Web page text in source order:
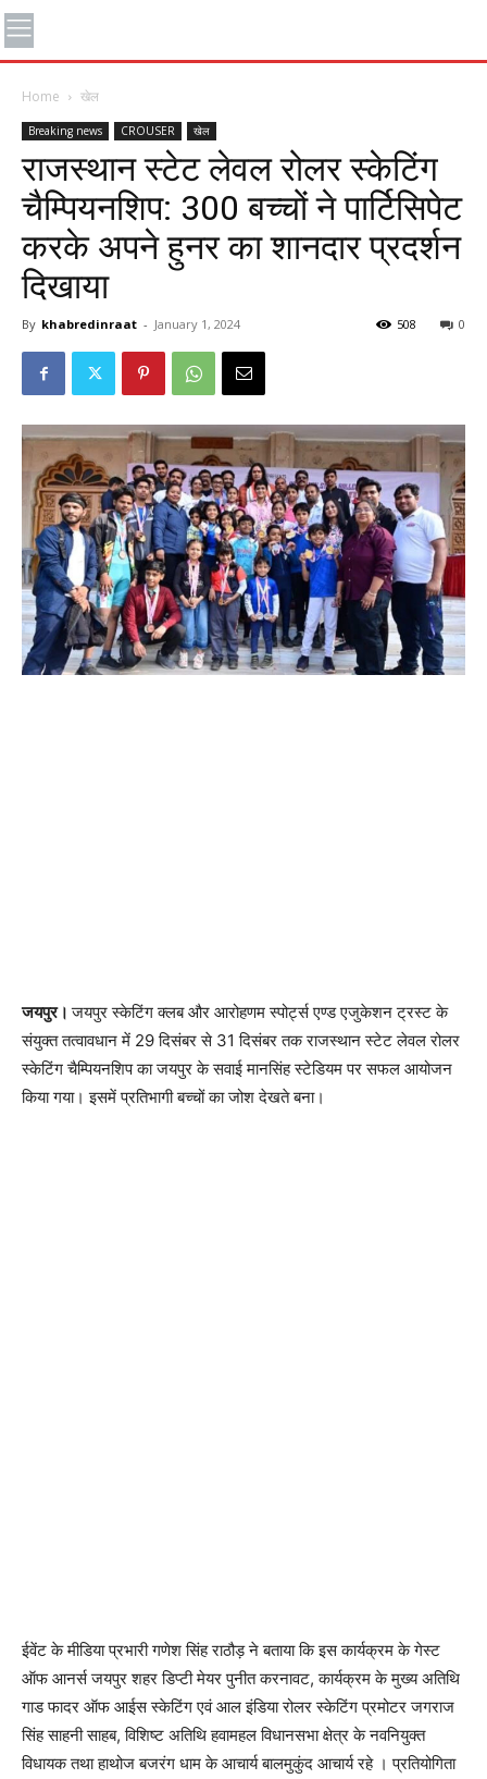
Home खेल
Breaking news CROUSER खेल
राजस्थान स्टेट लेवल रोलर स्केटिंग
चैम्पियनशिप: 300 बच्चों ने पार्टिसिपेट
करके अपने हुनर का शानदार प्रदर्शन
दिखाया
By khabredinraat - January 1, 2024 0
508
जयपुर।जयपुर स्केटिंग क्लब और आरोहणम स्पोर्ट्स एण्ड एजुकेशन ट्रस्ट के
संयुक्त तत्वावधान में 29 दिसंबर से 31 दिसंबर तक राजस्थान स्टेट लेवल रोलर
स्केटिंग चैम्पियनशिप का जयपुर के सवाई मानसिंह स्टेडियम पर सफल आयोजन
किया गया। इसमें प्रतिभागी बच्चों का जोश देखते बना।
ईवेंट के मीडिया प्रभारी गणेश सिंह राठौड़ ने बताया कि इस कार्यक्रम के गेस्ट
ऑफ आनर्स जयपुर शहर डिप्टी मेयर पुनीत करनावट, कार्यक्रम के मुख्य अतिथि
गाड फादर ऑफ आईस स्केटिंग एवं आल इंडिया रोलर स्केटिंग प्रमोटर जगराज
सिंह साहनी साहब, विशिष्ट अतिथि हवामहल विधानसभा क्षेत्र के नवनियुक्त
विधायक तथा हाथोज बजरंग धाम के आचार्य बालमुकुंद आचार्य रहे । प्रतियोगिता